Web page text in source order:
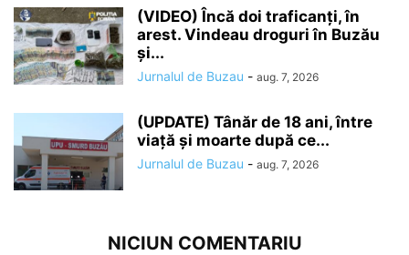
(VIDEO) Încă doi traficanți, în
arest. Vindeau droguri în Buzău
și...
Jurnalul de Buzau - aug. 7, 2026
(UPDATE) Tânăr de 18 ani, între
viață și moarte după ce...
Jurnalul de Buzau - aug. 7, 2026
NICIUN COMENTARIU